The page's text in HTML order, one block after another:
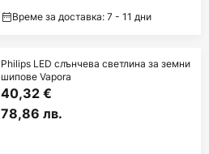
Време за доставка: 7 - 11 дни
Philips LED слънчева светлина за земни
шипове Vapora
40,32 €
78,86 лв.